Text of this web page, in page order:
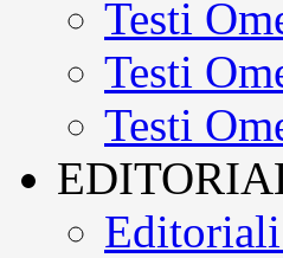
Testi
Testi
Testi